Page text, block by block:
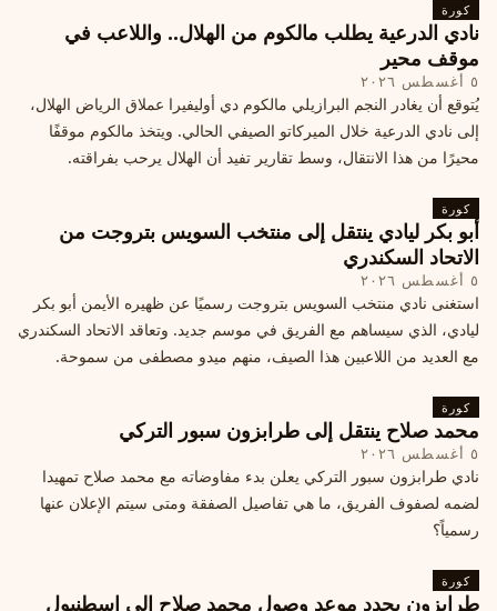
كورة
نادي الدرعية يطلب مالكوم من الهلال.. واللاعب في
موقف محير
٥ أغسطس ٢٠٢٦
يُتوقع أن يغادر النجم البرازيلي مالكوم دي أوليفيرا عملاق الرياض الهلال،
إلى نادي الدرعية خلال الميركاتو الصيفي الحالي. ويتخذ مالكوم موقفًا
محيرًا من هذا الانتقال، وسط تقارير تفيد أن الهلال يرحب بفراقته.
كورة
أبو بكر ليادي ينتقل إلى منتخب السويس بتروجت من
الاتحاد السكندري
٥ أغسطس ٢٠٢٦
استغنى نادي منتخب السويس بتروجت رسميًا عن ظهيره الأيمن أبو بكر
ليادي، الذي سيساهم مع الفريق في موسم جديد. وتعاقد الاتحاد السكندري
مع العديد من اللاعبين هذا الصيف، منهم ميدو مصطفى من سموحة.
كورة
محمد صلاح ينتقل إلى طرابزون سبور التركي
٥ أغسطس ٢٠٢٦
نادي طرابزون سبور التركي يعلن بدء مفاوضاته مع محمد صلاح تمهيدا
لضمه لصفوف الفريق، ما هي تفاصيل الصفقة ومتى سيتم الإعلان عنها
رسمياً؟
كورة
طرابزون يحدد موعد وصول محمد صلاح إلى إسطنبول